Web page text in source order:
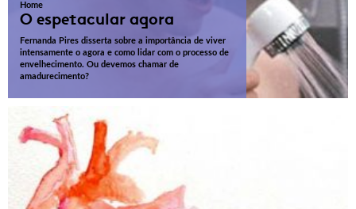
Home
O espetacular agora
Fernanda Pires disserta sobre a importância de viver
intensamente o agora e como lidar com o processo de
envelhecimento. Ou devemos chamar de
amadurecimento?